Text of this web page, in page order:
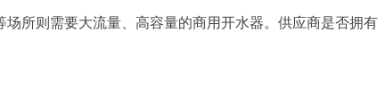
所则需要大流量、高容量的商用开水器。供应商是否拥有